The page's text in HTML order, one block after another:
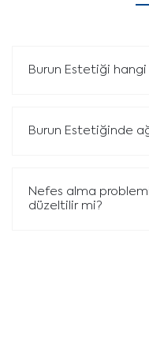
Burun Estetiği hangi
Burun Estetiğinde
Nefes alma
düzeltilir mi?